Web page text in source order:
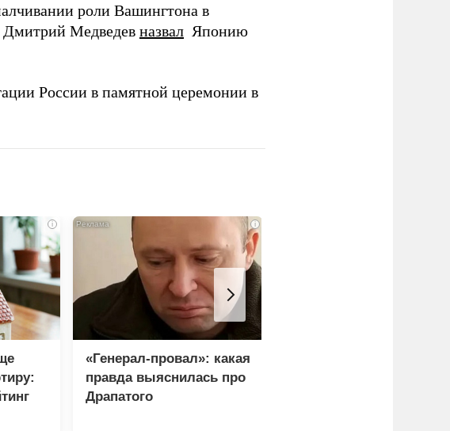
роли Вашингтона в
Дмитрий Медведев назвал Японию
России в памятной церемонии в
i i
«Генерал-провал»: какая
правда выяснилась про
Драпатого